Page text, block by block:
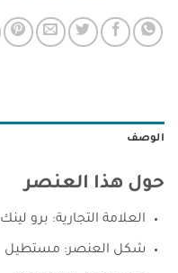
الوصف
حول هذا العنصر
العلامة التجارية: برو لينك
شكل العنصر: مستطيل